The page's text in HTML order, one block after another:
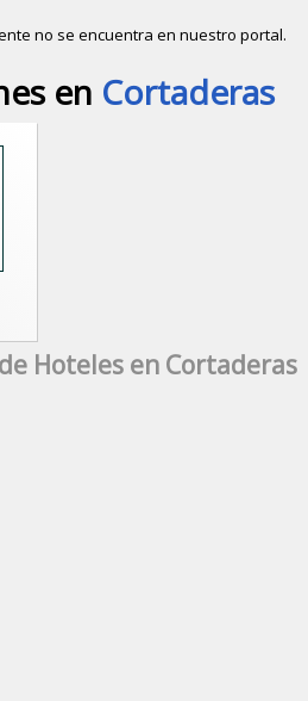
no se encuentra en nuestro portal.
en Cortaderas
Hoteles en Cortaderas